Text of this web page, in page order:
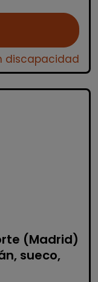
discapacidad
(Madrid)
sueco,